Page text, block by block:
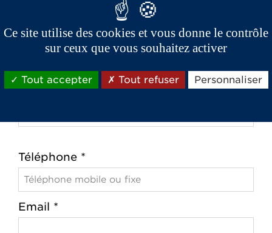
Ville *
Téléphone *
Email *
Ce site utilise des cookies et vous donne le contrôle
sur ceux que vous souhaitez activer
Tout accepter Tout refuser Personnaliser